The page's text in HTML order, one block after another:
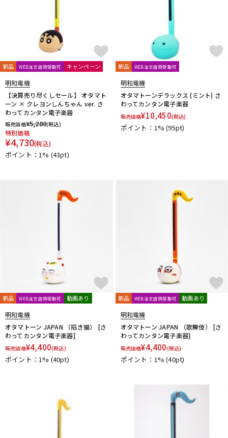
中古 ヴィンテージ
新品 WEB注文店頭受取可 キャンペーン
明和電機
【決算売り尽くしセール】 オタマト
ーン × クレヨンしんちゃん ver. さ
わってカンタン電子楽器
販売価格¥5,280(税込)
特別価格
¥4,730(税込)
ポイント：1% (43pt)
新品 WEB注文店頭受取可
明和電機
オタマトーンデラックス (ミント) さ
わってカンタン電子楽器
販売価格¥10,450(税込)
ポイント：1%(95pt)
新品 WEB注文店頭受取可 動画あり
明和電機
オタマトーン JAPAN （招き猫） [さ
わってカンタン電子楽器]
販売価格¥4,400(税込)
ポイント：1% (40pt)
新品 WEB注文店頭受取可 動画あり
明和電機
オタマトーン JAPAN （歌舞伎） [さ
わってカンタン電子楽器]
販売価格¥4,400(税込)
ポイント：1%(40pt)